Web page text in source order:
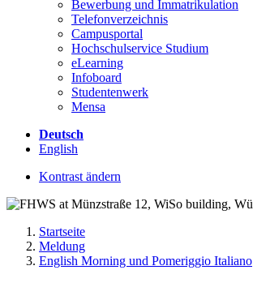
Bewerbung und Immatrikulation
Telefonverzeichnis
Campusportal
Hochschulservice Studium
eLearning
Infoboard
Studentenwerk
Mensa
Deutsch
English
Kontrast ändern
Startseite
Meldung
English Morning und Pomeriggio Italiano